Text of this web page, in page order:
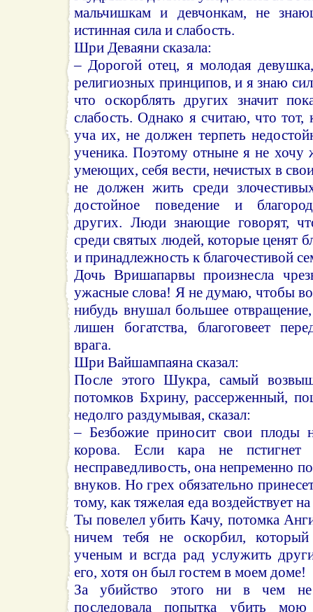
мальчишкам и девчонкам, не
истинная сила и слабость.
Шри Деваяни сказала:
– Дорогой отец, я молодая
религиозных принципов, и я знаю
что оскорблять других значит
слабость. Однако я считаю, что тот,
уча их, не должен терпеть
ученика. Поэтому отныне я не хочу
умеющих, себя вести, нечистых в
не должен жить среди
достойное поведение и
других. Люди знающие говорят,
среди святых людей, которые ценят
и принадлежность к благочестивой
Дочь Вришапарвы произнесла
ужасные слова! Я не думаю, чтобы
нибудь внушал большее
лишен богатства, благоговеет
врага.
Шри Вайшампаяна сказал:
После этого Шукра, самый
потомков Бхрину, рассерженный,
недолго раздумывая, сказал:
– Безбожие приносит свои плоды
корова. Если кара не пстигнет
несправедливость, она непременно
внуков. Но грех обязательно
тому, как тяжелая еда воздействует
Ты повелел убить Качу, потомка
ничем тебя не оскорбил,
ученым и всгда рад услужить
его, хотя он был гостем в моем доме!
За убийство этого ни в чем
последовала попытка убить